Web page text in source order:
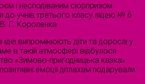
і несподіваним сюрпризом
до учнів третього класу ліцею № 6
Г. Короленка.
ідеї випромінюють діти та дорослі у
в такій атмосфері відбулося
«Зимово-пригодницька казка».
емоції дітлахам подарували